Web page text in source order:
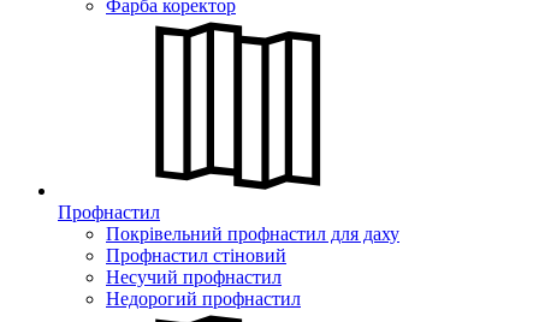
Фарба коректор
Профнастил
Покрівельний профнастил для даху
Профнастил стіновий
Несучий профнастил
Недорогий профнастил